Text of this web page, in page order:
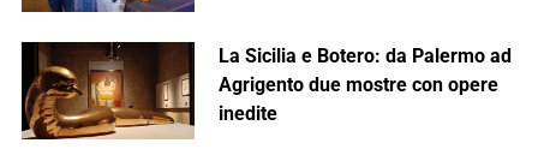
La Sicilia e Botero: da Palermo ad
Agrigento due mostre con opere
inedite